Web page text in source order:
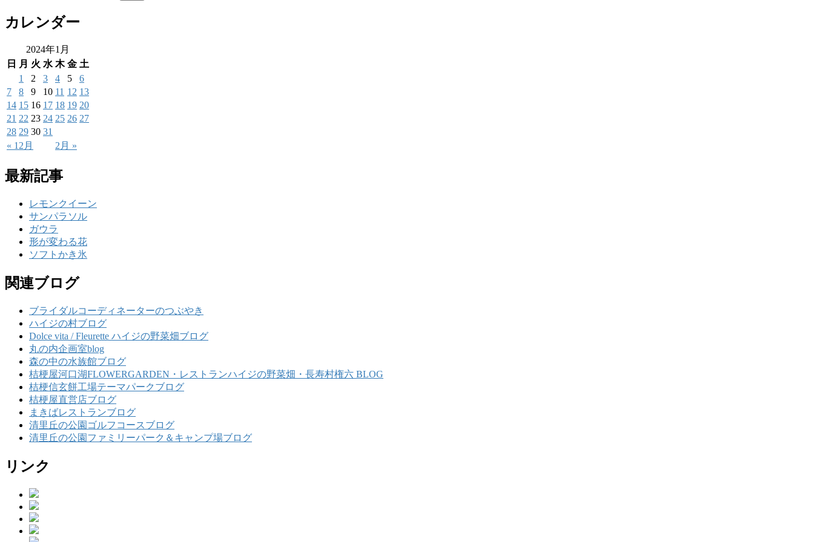
カレンダー
2024年1月
日 月 火 水 木 金 土
« 12月 2月 »
1 2 3 4 5
6
7
8 9 10 11 12 13
14 15 16 17 18 19 20
21 22 23 24 25 26 27
28 29 30 31
最新記事
レモンクイーン
サンパラソル
ガウラ
形が変わる花
ソフトかき氷
関連ブログ
ブライダルコーディネーターのつぶやき
ハイジの村ブログ
Dolce vita / Fleurette ハイジの野菜畑ブログ
丸の内企画室blog
森の中の水族館ブログ
桔梗屋河口湖FLOWERGARDEN・レストランハイジの野菜畑・長寿村権六 BLOG
桔梗信玄餅工場テーマパークブログ
桔梗屋直営店ブログ
まきばレストランブログ
清里丘の公園ゴルフコースブログ
清里丘の公園ファミリーパーク＆キャンプ場ブログ
リンク